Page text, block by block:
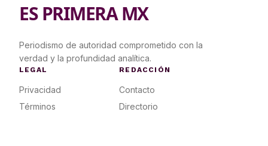
ES PRIMERA MX
Periodismo de autoridad comprometido con la
verdad y la profundidad analítica.
LEGAL
Privacidad
Términos
REDACCIÓN
Contacto
Directorio